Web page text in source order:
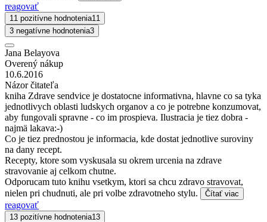
reagovať
11 pozitívne hodnotenia11
3 negatívne hodnotenia3
Jana Belayova
Overený nákup
10.6.2016
Názor čitateľa
kniha Zdrave sendvice je dostatocne informativna, hlavne co sa tyka
jednotlivych oblasti ludskych organov a co je potrebne konzumovat,
aby fungovali spravne - co im prospieva. Ilustracia je tiez dobra -
najmä lakava:-)
Co je tiez prednostou je informacia, kde dostat jednotlive suroviny
na dany recept.
Recepty, ktore som vyskusala su okrem urcenia na zdrave
stravovanie aj celkom chutne.
Odporucam tuto knihu vsetkym, ktori sa chcu zdravo stravovat,
nielen pri chudnuti, ale pri volbe zdravotneho stylu.
Čítať viac
reagovať
13 pozitívne hodnotenia13